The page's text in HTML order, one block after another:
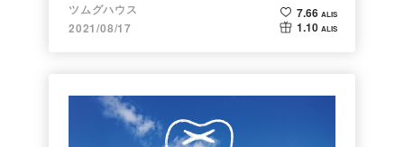
ツムグハウス
2021/08/17
7.66 ALIS
1.10 ALIS